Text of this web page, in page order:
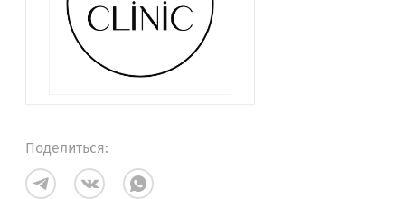
Поделиться: